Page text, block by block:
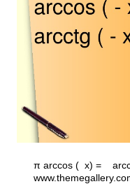
π arccos ( ­ x) =